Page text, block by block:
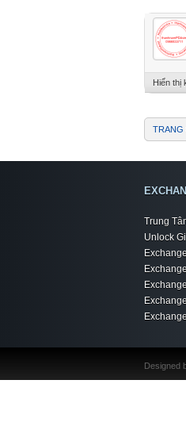
Hiển thị
TRANG
Trung
Unlock
Designed